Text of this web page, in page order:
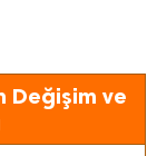
Değişim ve